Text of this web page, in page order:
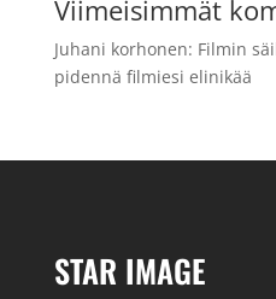
Viimeisimmät
Juhani korhonen: Filmin
pidennä filmiesi elinikää
STAR IMAGE